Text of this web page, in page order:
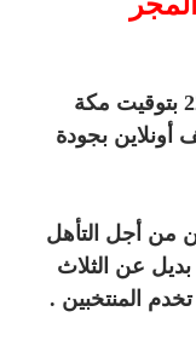
تقام المباراة الجمعة في الساعة 22:45 بتوقيت مكة
لايف أونلاين بجودة
من أجل التأهل
بديل عن الثلاث
المنتخبين .